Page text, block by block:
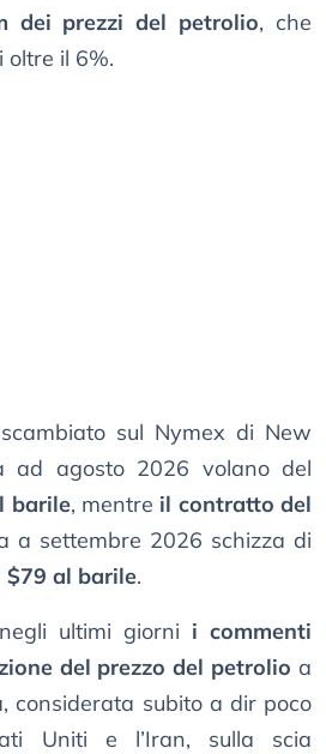
dei prezzi del petrolio, che
oltre il 6%.
scambiato sul Nymex di New
ad agosto 2026 volano del
barile, mentre il contratto del
a settembre 2026 schizza di
$79 al barile.
ultimi giorni i commenti
del prezzo del petrolio a
considerata subito a dir poco
Uniti e l’Iran, sulla scia